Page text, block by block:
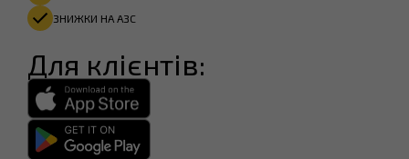
ЗНИЖКИ НА АЗС
Для клієнтів: